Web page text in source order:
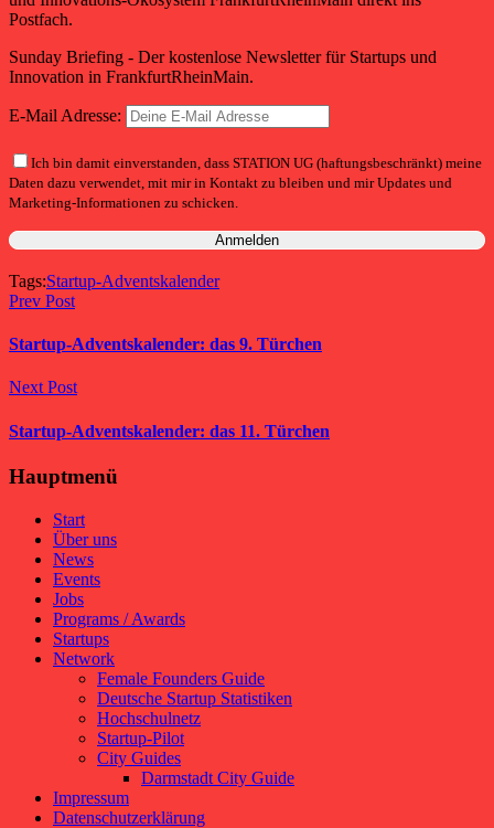
Postfach.
Sunday Briefing - Der kostenlose Newsletter für Startups und
Innovation in FrankfurtRheinMain.
E-Mail Adresse:
Ich bin damit einverstanden, dass STATION UG (haftungsbeschränkt) meine
Daten dazu verwendet, mit mir in Kontakt zu bleiben und mir Updates und
Marketing-Informationen zu schicken.
Tags:Startup-Adventskalender
Prev Post
Startup-Adventskalender: das 9. Türchen
Next Post
Startup-Adventskalender: das 11. Türchen
Hauptmenü
Start
Über uns
News
Events
Jobs
Programs / Awards
Startups
Network
Female Founders Guide
Deutsche Startup Statistiken
Hochschulnetz
Startup-Pilot
City Guides
Darmstadt City Guide
Impressum
Datenschutzerklärung